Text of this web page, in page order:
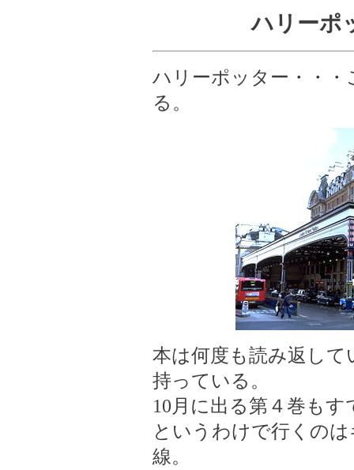
ハリーポ
ハリーポッター・・
る。
本は何度も読み返し
持っている。
10月に出る第４巻も
というわけで行くの
線。